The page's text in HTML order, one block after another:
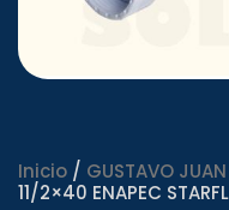
Inicio / GUSTAVO JUAN
11/2×40 ENAPEC